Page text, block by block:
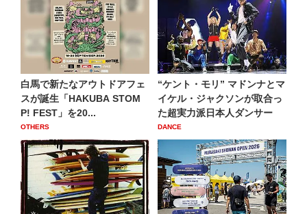
白馬で新たなアウトドアフェ
スが誕生「HAKUBA STOM
P! FEST」を20...
OTHERS
“ケント・モリ” マドンナとマ
イケル・ジャクソンが取合っ
た超実力派日本人ダンサー
DANCE